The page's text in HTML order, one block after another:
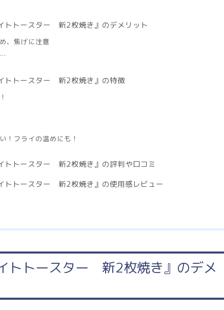
トトースター 新2枚焼き』のデメリット
、焦げに注意
トトースター 新2枚焼き』の特徴
！フライの温めにも！
トトースター 新2枚焼き』の評判や口コミ
トトースター 新2枚焼き』の使用感レビュー
トトースター 新2枚焼き』のデメ